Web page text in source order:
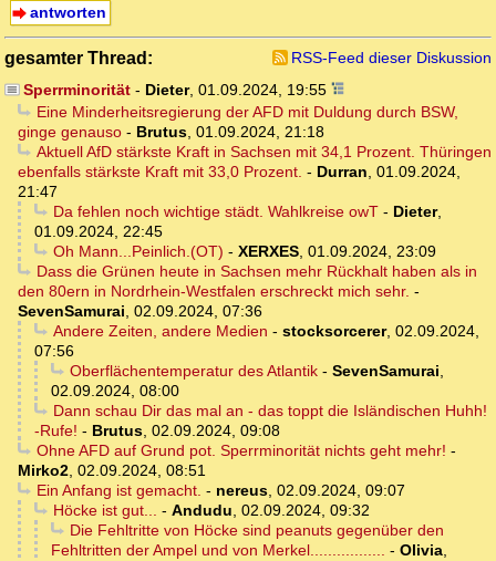
antworten
gesamter Thread:
RSS-Feed dieser Diskussion
Sperrminorität- Dieter, 01.09.2024, 19:55
Eine Minderheitsregierung der AFD mit Duldung durch BSW,
ginge genauso - Brutus, 01.09.2024, 21:18
Aktuell AfD stärkste Kraft in Sachsen mit 34,1 Prozent. Thüringen
ebenfalls stärkste Kraft mit 33,0 Prozent. - Durran, 01.09.2024,
21:47
Da fehlen noch wichtige städt. Wahlkreise owT- Dieter,
01.09.2024, 22:45
Oh Mann...Peinlich.(OT) - XERXES, 01.09.2024, 23:09
Dass die Grünen heute in Sachsen mehr Rückhalt haben als in
den 80ern in Nordrhein-Westfalen erschreckt mich sehr. -
SevenSamurai, 02.09.2024, 07:36
Andere Zeiten, andere Medien - stocksorcerer, 02.09.2024,
07:56
Oberflächentemperatur des Atlantik- SevenSamurai,
02.09.2024, 08:00
Dann schau Dir das mal an - das toppt die Isländischen Huhh!
-Rufe! - Brutus, 02.09.2024, 09:08
Ohne AFD auf Grund pot. Sperrminorität nichts geht mehr! -
Mirko2, 02.09.2024, 08:51
Ein Anfang ist gemacht. - nereus, 02.09.2024, 09:07
Höcke ist gut... - Andudu, 02.09.2024, 09:32
Die Fehltritte von Höcke sind peanuts gegenüber den
Fehltritten der Ampel und von Merkel................. - Olivia,